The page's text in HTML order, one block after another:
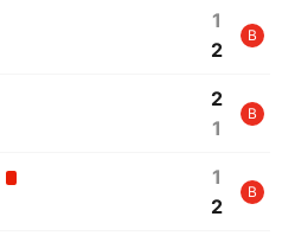
1
2
B
2
1
B
1
2
B